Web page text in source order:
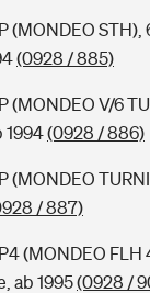
(MONDEO STH),
(0928 / 885)
(MONDEO V/6
1994(0928 / 886)
(MONDEO
/ 887)
(MONDEO FLH
ab 1995(0928 /